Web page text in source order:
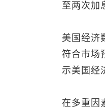
至两次加
美国经济
符合市场
示美国经
在多重因